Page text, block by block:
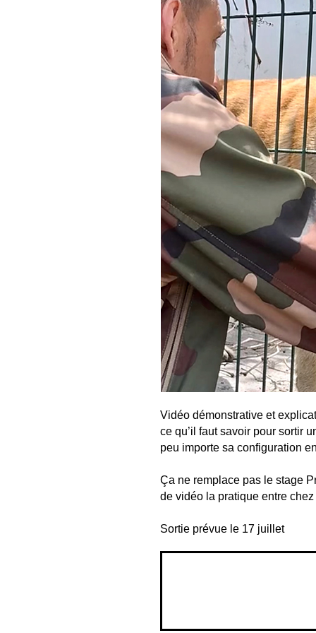
Vidéo démonstrative et
ce qu’il faut savoir pour sortir
peu importe sa configuration
Ça ne remplace pas le stage
de vidéo la pratique entre
Sortie prévue le 17 juillet